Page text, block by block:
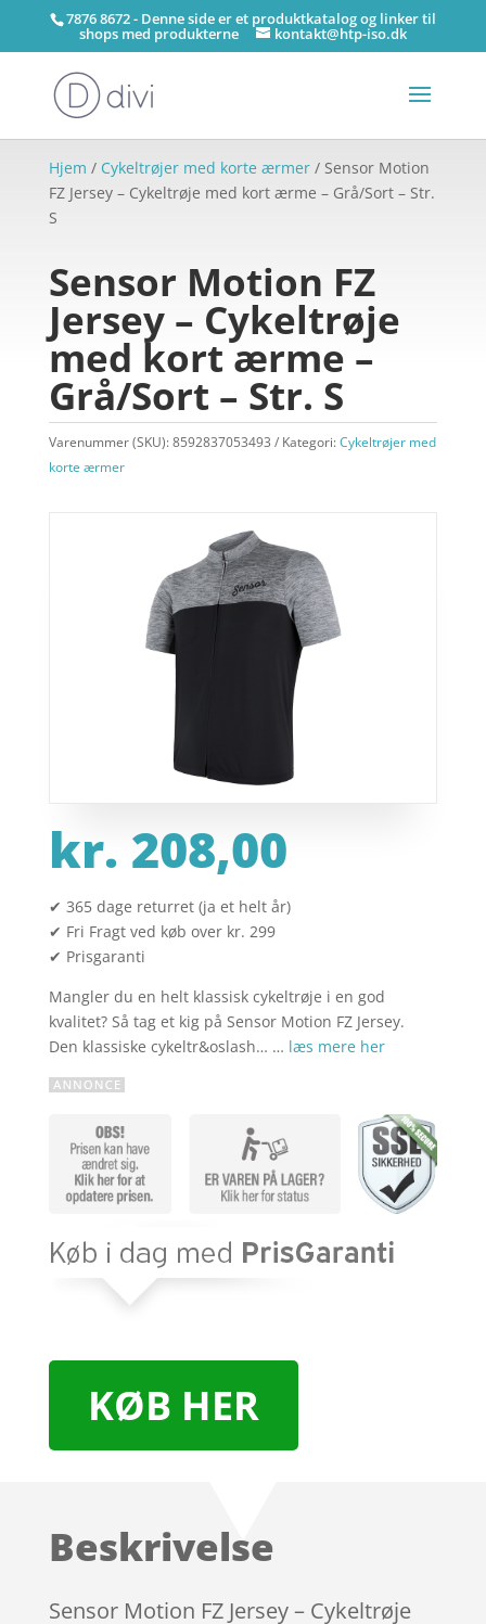
7876 8672 - Denne side er et produktkatalog og linker til
shops med produkterne kontakt@htp-iso.dk
Hjem / Cykeltrøjer med korte ærmer/ Sensor Motion
FZ Jersey – Cykeltrøje med kort ærme – Grå/Sort – Str.
S
Sensor Motion FZ
Jersey – Cykeltrøje
med kort ærme –
Grå/Sort – Str. S
Varenummer (SKU):8592837053493 Kategori:Cykeltrøjer med
korte ærmer
kr. 208,00
✔ 365 dage returret (ja et helt år)
✔ Fri Fragt ved køb over kr. 299
✔ Prisgaranti
Mangler du en helt klassisk cykeltrøje i en god
kvalitet? Så tag et kig på Sensor Motion FZ Jersey.
Den klassiske cykeltr&oslash… … læs mere her
KØB HER
Beskrivelse
Sensor Motion FZ Jersey – Cykeltrøje